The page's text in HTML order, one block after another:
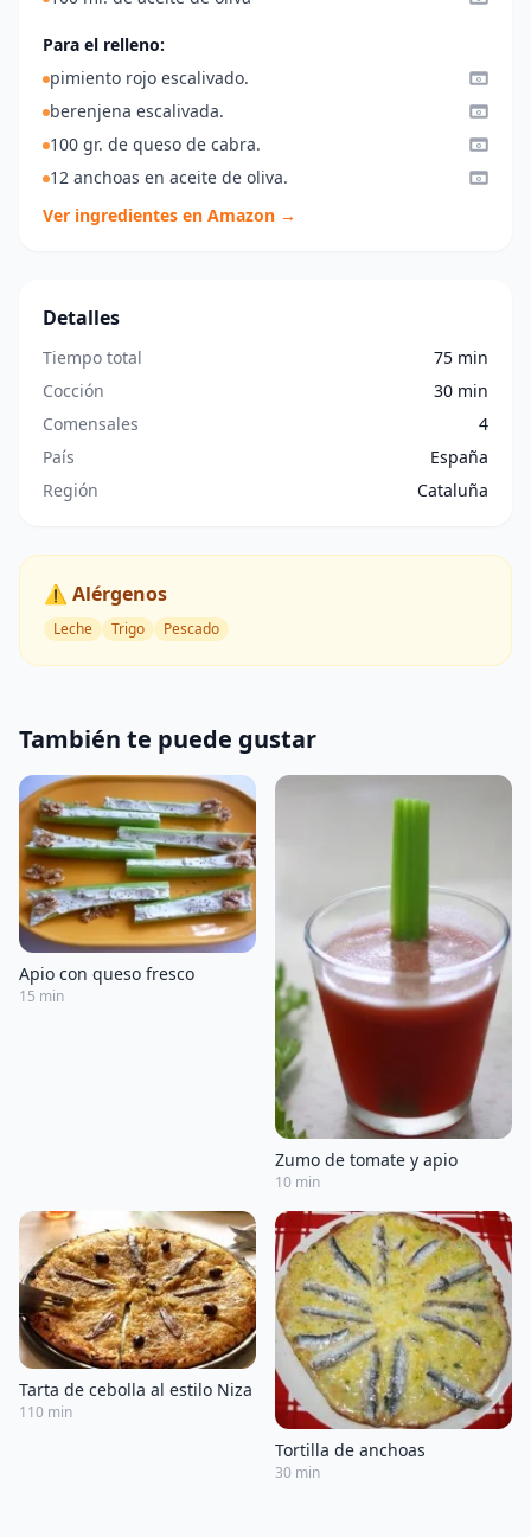
Para el relleno:
pimiento rojo escalivado.
berenjena escalivada.
100 gr. de queso de cabra.
12 anchoas en aceite de oliva.
Ver ingredientes en Amazon →
Detalles
Tiempo total
75 min
Cocción
30 min
Comensales
4
País
España
Región
Cataluña
⚠️ Alérgenos
Leche Trigo Pescado
También te puede gustar
Apio con queso fresco
15 min
Zumo de tomate y apio
10 min
Tarta de cebolla al estilo Niza
110 min
Tortilla de anchoas
30 min